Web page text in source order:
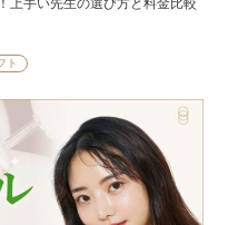
上手い先生の選び方と料金比較
ト